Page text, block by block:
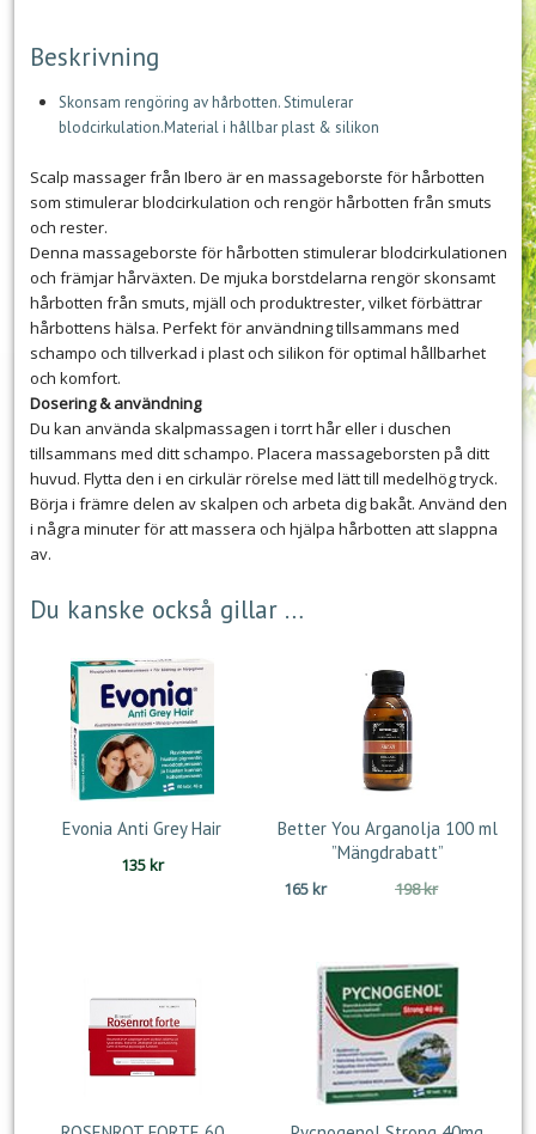
Beskrivning
Skonsam rengöring av hårbotten. Stimulerar
blodcirkulation.Material i hållbar plast & silikon
Scalp massager från Ibero är en massageborste för hårbotten
som stimulerar blodcirkulation och rengör hårbotten från smuts
och rester.
Denna massageborste för hårbotten stimulerar blodcirkulationen
och främjar hårväxten. De mjuka borstdelarna rengör skonsamt
hårbotten från smuts, mjäll och produktrester, vilket förbättrar
hårbottens hälsa. Perfekt för användning tillsammans med
schampo och tillverkad i plast och silikon för optimal hållbarhet
och komfort.
Dosering & användning
Du kan använda skalpmassagen i torrt hår eller i duschen
tillsammans med ditt schampo. Placera massageborsten på ditt
huvud. Flytta den i en cirkulär rörelse med lätt till medelhög tryck.
Börja i främre delen av skalpen och arbeta dig bakåt. Använd den
i några minuter för att massera och hjälpa hårbotten att slappna
av.
Du kanske också gillar …
Evonia Anti Grey Hair
135kr
Better You Arganolja 100 ml
”Mängdrabatt”
198krDet
var:
198 kr.
165kr
Det
är:
165 kr.